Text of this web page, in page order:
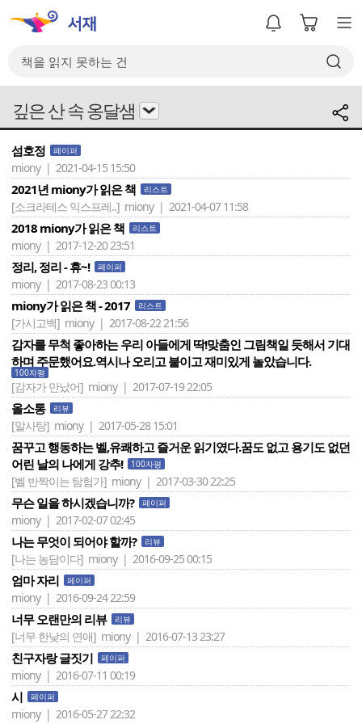
깊은 산 속 옹달샘
섬호정 페이퍼
miony | 2021-04-15 15:50
2021년 miony가 읽은 책 리스트
[소크라테스 익스프레..] miony | 2021-04-07 11:58
2018 miony가 읽은 책 리스트
miony | 2017-12-20 23:51
정리, 정리 - 휴~! 페이퍼
miony | 2017-08-23 00:13
miony가 읽은 책 - 2017 리스트
[가시고백] miony | 2017-08-22 21:56
감자를 무척 좋아하는 우리 아들에게 딱!맞춤인 그림책일 듯해서 기대
하며 주문했어요.역시나 오리고 붙이고 재미있게 놀았습니다.
100자평
[감자가 만났어] miony | 2017-07-19 22:05
올소통 리뷰
[알사탕] miony | 2017-05-28 15:01
꿈꾸고 행동하는 벨,유쾌하고 즐거운 읽기였다.꿈도 없고 용기도 없던
어린 날의 나에게 강추!
100자평
[벨 반짝이는 탐험가] miony | 2017-03-30 22:25
무슨 일을 하시겠습니까? 페이퍼
miony | 2017-02-07 02:45
나는 무엇이 되어야 할까? 리뷰
[나는 농담이다] miony | 2016-09-25 00:15
엄마 자리 페이퍼
miony | 2016-09-24 22:59
너무 오랜만의 리뷰 리뷰
[너무 한낮의 연애] miony | 2016-07-13 23:27
친구자랑 글짓기 페이퍼
miony | 2016-07-11 00:19
시 페이퍼
miony | 2016-05-27 22:32